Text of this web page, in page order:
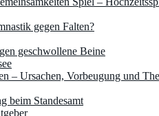
gegen Falten?
geschwollene Beine
– Ursachen, Vorbeugung und
beim Standesamt